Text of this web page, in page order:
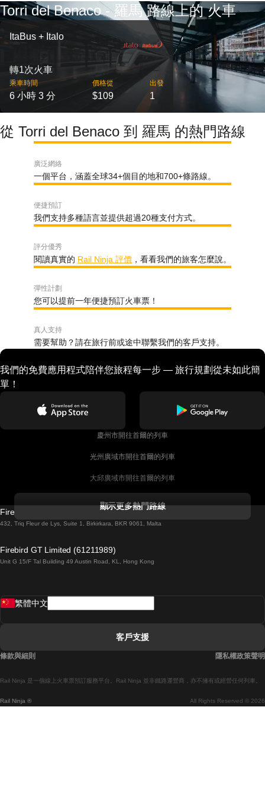
Torri del Benaco - 羅馬 路線上的 火車
ItaBus + Italo
轉1次火車
乘車時間
6 小時 3 分
價格從
$109
出發
1
從 Torri del Benaco 到 羅馬 的熱門路線
廣泛網絡
一個平台，涵蓋全球34+個目的地和700+條路線。
便捷預訂
我們支持多種語言並提供超過20種支付方式。
評分優秀
閱讀真實的 Rail Ninja 評價 ，看看我們的旅客怎麼說。
彈性計劃
您可以提前一年便捷預訂火車票！
真人支持
需要幫助？請在旅行前或途中聯繫我們的客戶支持。
我們的免費應用程式陪伴您旅程每一步 — 旅行規劃從未如此簡
單！
慶州市開往首爾的列車
光州廣域市開往首爾的列車
大邱廣域市開往首爾的列車
都柏林開往戈尔韦的列車
羅馬開往拿坡里的列車
顯示更多熱門路線
Firebird GT Limited (OC 1451)
432, Triq Fleur de Lys, Suite 1, Birkirkara, BKR 9061, Malta
Firebird GT Limited (61211989)
Unit G 15/F Tal Building 49 Austin Road, KL, Hong Kong
Rail Ninja ® All Rights Reserved © 2026
Rail Ninja 是一個線上火車票預訂服務平台。Rail Ninja 並非鐵路運營商，亦不擁有或經營任何列車。
繁體中文
客戶支援
條款與細則 隱私權政策聲明